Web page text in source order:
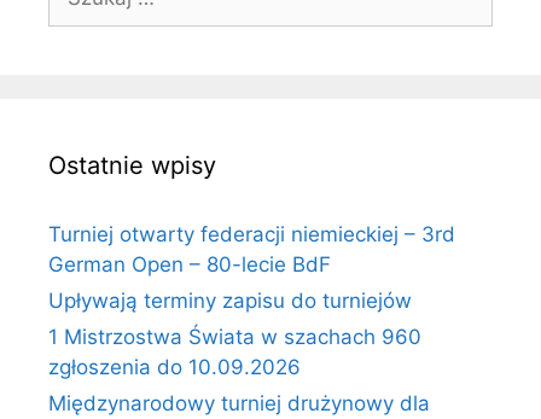
Ostatnie wpisy
Turniej otwarty federacji niemieckiej – 3rd
German Open – 80-lecie BdF
Upływają terminy zapisu do turniejów
1 Mistrzostwa Świata w szachach 960
zgłoszenia do 10.09.2026
Międzynarodowy turniej drużynowy dla